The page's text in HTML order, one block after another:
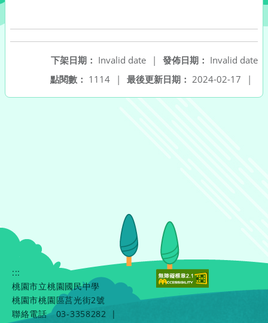
發佈日期： Invalid date
下架日期： Invalid date
|
最後更新日期： 2024-02-17 |
點閱數： 1114 |
:::
桃園市立桃園國民中學
桃園市桃園區莒光街2號
聯絡電話
03-3358282
|